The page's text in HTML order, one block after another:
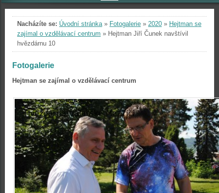
Nacházíte se: Úvodní stránka» Fotogalerie » 2020 » Hejtman se
zajímal o vzdělávací centrum » Hejtman Jiří Čunek navštívil
hvězdárnu 10
Fotogalerie
Hejtman se zajímal o vzdělávací centrum